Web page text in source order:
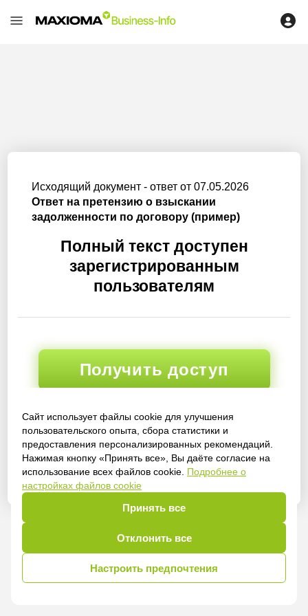
Сайт использует файлы cookie для улучшения
пользовательского опыта, сбора статистики и
предоставления персонализированных рекомендаций.
Нажимая кнопку «Принять все», Вы даёте согласие на
использование всех файлов cookie. Подробнее о
настройках файлов cookie
Принять все
Отклонить все
Настроить предпочтения
Исходящий документ - ответ от 07.05.2026
Ответ на претензию о взыскании
задолженности по договору (пример)
Полный текст доступен
зарегистрированным
пользователям
Получить доступ
Войти